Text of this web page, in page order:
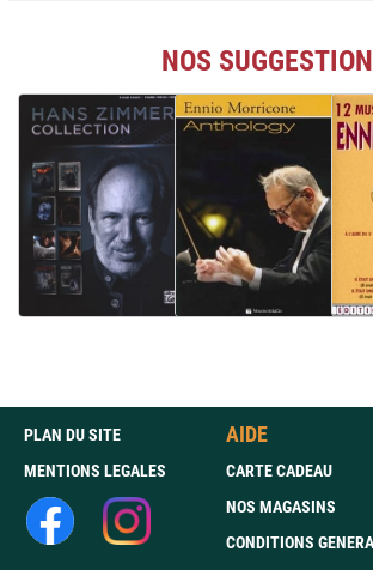
NOS
PLAN DU SITE
MENTIONS LEGALES
AIDE
CARTE CADEAU
NOS MAGASINS
CONDITIONS